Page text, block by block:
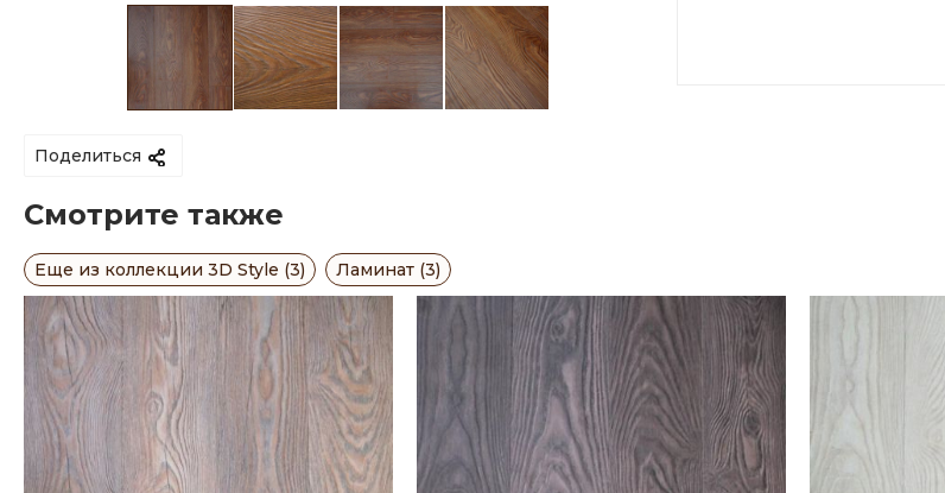
Поделиться
Смотрите также
Еще из коллекции 3D Style (3) Ламинат (3)